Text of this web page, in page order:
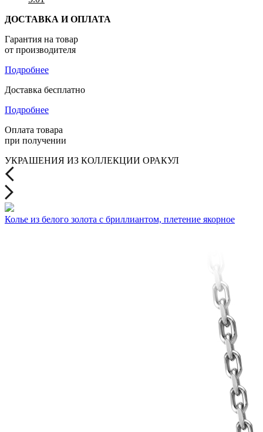
ДОСТАВКА И ОПЛАТА
Гарантия на товар
от производителя
Подробнее
Доставка бесплатно
Подробнее
Оплата товара
при получении
УКРАШЕНИЯ ИЗ КОЛЛЕКЦИИ ОРАКУЛ
Колье из белого золота с бриллиантом, плетение якорное